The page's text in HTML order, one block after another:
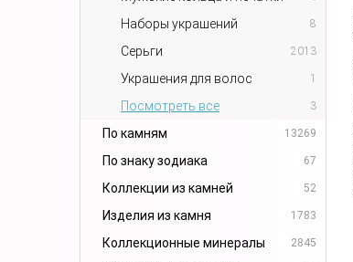
Наборы украшений 8
Серьги 2013
Украшения для волос 1
Посмотреть все 3
По камням 13269
По знаку зодиака 67
Коллекции из камней 52
Изделия из камня 1783
Коллекционные минералы 2845